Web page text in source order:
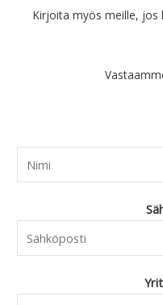
Kirjoita myös meille, jos